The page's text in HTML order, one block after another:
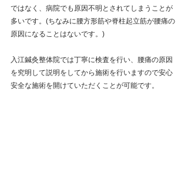
ではなく、病院でも原因不明とされてしまうことが
多いです。(ちなみに腰方形筋や脊柱起立筋が腰痛の
原因になることはないです。)
入江鍼灸整体院では丁寧に検査を行い、腰痛の原因
を究明して説明をしてから施術を行いますので安心
安全な施術を開けていただくことが可能です。